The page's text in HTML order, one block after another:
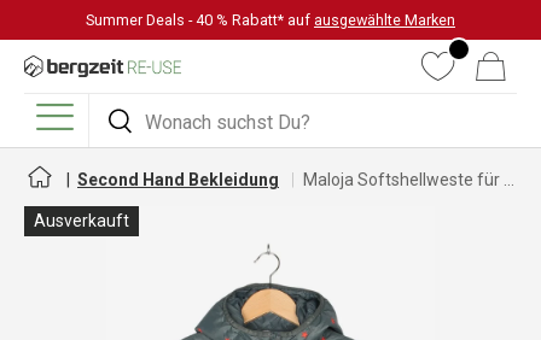
DIREKT ZUM INHALT
Summer Deals - 40 % Rabatt* auf ausgewählte Marken
Suchen
Suchen
WunschlisteWarenkorb
Menü
Second Hand Bekleidung
Ausverkauft